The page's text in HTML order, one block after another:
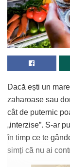
Dacă ești un
zaharoase sau
cât de puternic
„interzise”. S-ar
în timp ce te
simți că nu ai